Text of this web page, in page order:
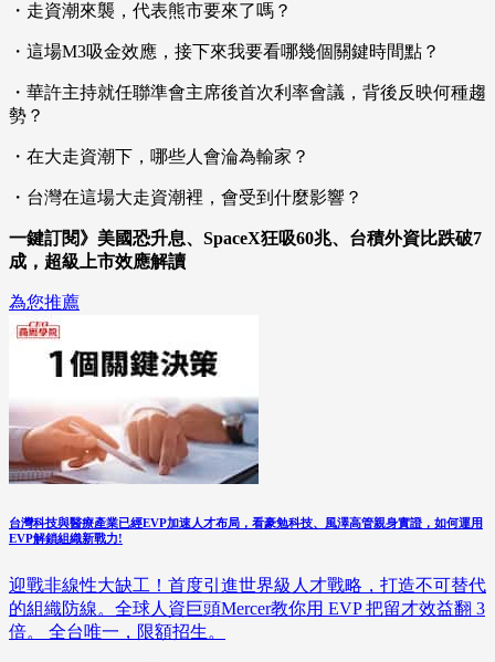
・走資潮來襲，代表熊市要來了嗎？
・這場M3吸金效應，接下來我要看哪幾個關鍵時間點？
・華許主持就任聯準會主席後首次利率會議，背後反映何種趨
勢？
・在大走資潮下，哪些人會淪為輸家？
・台灣在這場大走資潮裡，會受到什麼影響？
一鍵訂閱》美國恐升息、SpaceX狂吸60兆、台積外資比跌破7
成，超級上市效應解讀
為您推薦
台灣科技與醫療產業已經EVP加速人才布局，看豪勉科技、風澤高管親身實證，如何運用
EVP解鎖組織新戰力!
迎戰非線性大缺工！首度引進世界級人才戰略，打造不可替代
的組織防線。全球人資巨頭Mercer教你用 EVP 把留才效益翻 3
倍。 全台唯一，限額招生。